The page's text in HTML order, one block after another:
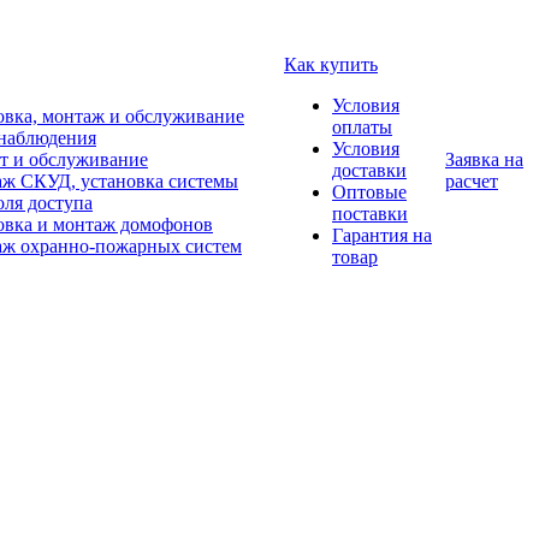
монтаж и обслуживание
и обслуживание
СКУД, установка системы
доступа
и монтаж домофонов
охранно-пожарных систем
Как купить
Условия
оплаты
Условия
доставки
Оптовые
поставки
Гарантия на
товар
Заявка на
расчет